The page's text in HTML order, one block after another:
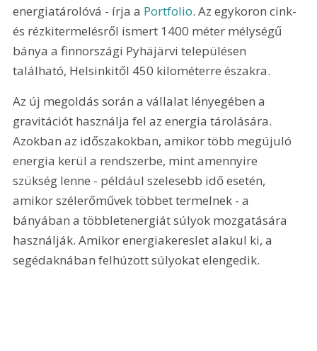
energiatárolóvá - írja a Portfolio. Az egykoron cink-
és rézkitermelésről ismert 1400 méter mélységű
bánya a finnországi Pyhäjärvi településen
található, Helsinkitől 450 kilométerre északra.
Az új megoldás során a vállalat lényegében a
gravitációt használja fel az energia tárolására.
Azokban az időszakokban, amikor több megújuló
energia kerül a rendszerbe, mint amennyire
szükség lenne - például szelesebb idő esetén,
amikor szélerőművek többet termelnek - a
bányában a többletenergiát súlyok mozgatására
használják. Amikor energiakereslet alakul ki, a
segédaknában felhúzott súlyokat elengedik.